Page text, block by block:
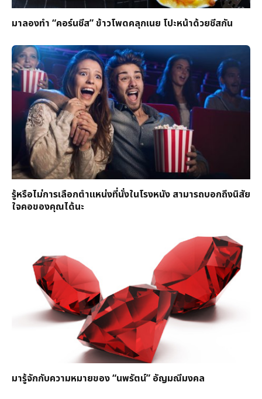
มาลองทำ “คอร์นชีส” ข้าวโพดคลุกเนย โปะหน้าด้วยชีสกัน
รู้หรือไม่การเลือกตำแหน่งที่นั่งในโรงหนัง สามารถบอกถึงนิสัย
ใจคอของคุณได้นะ
มารู้จักกับความหมายของ “นพรัตน์” อัญมณีมงคล